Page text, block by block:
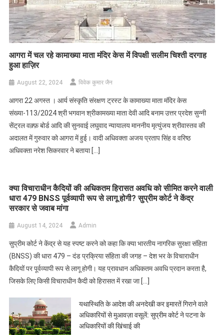
आगरा में चल रहे कामाख्या माता मंदिर केस में विपक्षी सलीम चिश्ती दरगाह
हुआ हाज़िर
August 22, 2024 विवेक कुमार जैन
आगरा 22 अगस्त । आर्य संस्कृति संरक्षण ट्रस्ट के कामाख्या माता मंदिर केस
संख्या-113/2024 श्री भगवान श्रीकामख्या माता देवी आदि बनाम उत्तर प्रदेश सुन्नी
सेंट्रल वक़्फ़ बोर्ड आदि की सुनवाई लघुवाद न्यायालय माननीय मृत्युंजय श्रीवास्तव की
अदालत में गुरुवार को आगरा में हुई। वादी अधिवक्ता अजय प्रताप सिंह व वरिष्ठ
अधिवक्ता नरेश सिकरवार ने बताया […]
क्या विचाराधीन कैदियों की अधिकतम हिरासत अवधि को सीमित करने वाली
धारा 479 BNSS पूर्वव्यापी रूप से लागू होगी? सुप्रीम कोर्ट ने केंद्र
सरकार से जवाब मांगा
August 14, 2024 Admin
सुप्रीम कोर्ट ने केंद्र से यह स्पष्ट करने को कहा कि क्या भारतीय नागरिक सुरक्षा संहिता
(BNSS) की धारा 479 – दंड प्रक्रिया संहिता की जगह – देश भर के विचाराधीन
कैदियों पर पूर्वव्यापी रूप से लागू होगी। यह प्रावधान अधिकतम अवधि प्रदान करता है,
जिसके लिए किसी विचाराधीन कैदी को हिरासत में रखा जा […]
यथास्थिति के आदेश की अनदेखी कर इमारतें गिराने वाले
अधिकारियों से मुआवज़ा वसूलें: सुप्रीम कोर्ट ने पटना के
अधिकारियों की खिंचाई की